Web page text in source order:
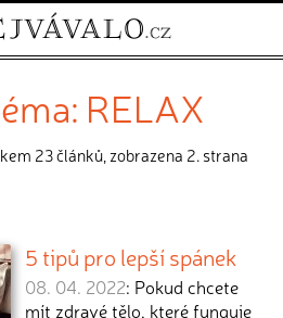
RELAX
23 článků, zobrazena 2. strana
5 tipů pro lepší spánek
08. 04. 2022: Pokud chcete
mít zdravé tělo, které funguje